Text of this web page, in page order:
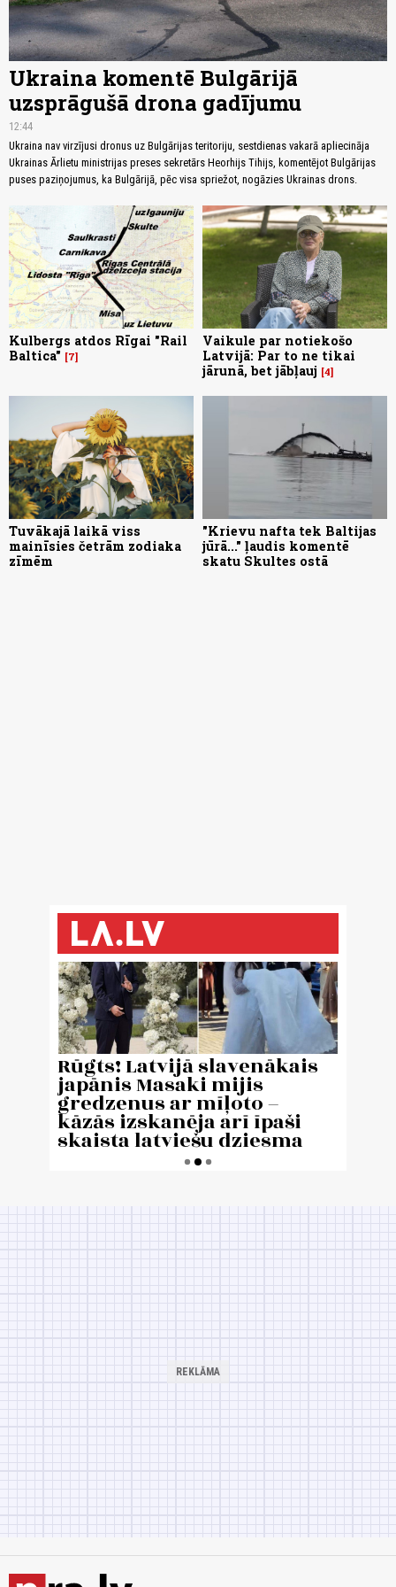
Ukraina komentē Bulgārijā
uzsprāgušā drona gadījumu
12:44
Ukraina nav virzījusi dronus uz Bulgārijas teritoriju, sestdienas vakarā apliecināja
Ukrainas Ārlietu ministrijas preses sekretārs Heorhijs Tihijs, komentējot Bulgārijas
puses paziņojumus, ka Bulgārijā, pēc visa spriežot, nogāzies Ukrainas drons.
Kulbergs atdos Rīgai "Rail
Baltica"
7
Vaikule par notiekošo
Latvijā: Par to ne tikai
jārunā, bet jābļauj 4
Tuvākajā laikā viss
mainīsies četrām zodiaka
zīmēm
"Krievu nafta tek Baltijas
jūrā..." ļaudis komentē
skatu Skultes ostā